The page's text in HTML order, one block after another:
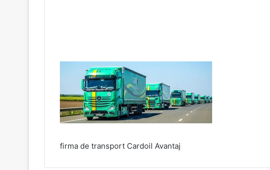
firma de transport Cardoil Avantaj